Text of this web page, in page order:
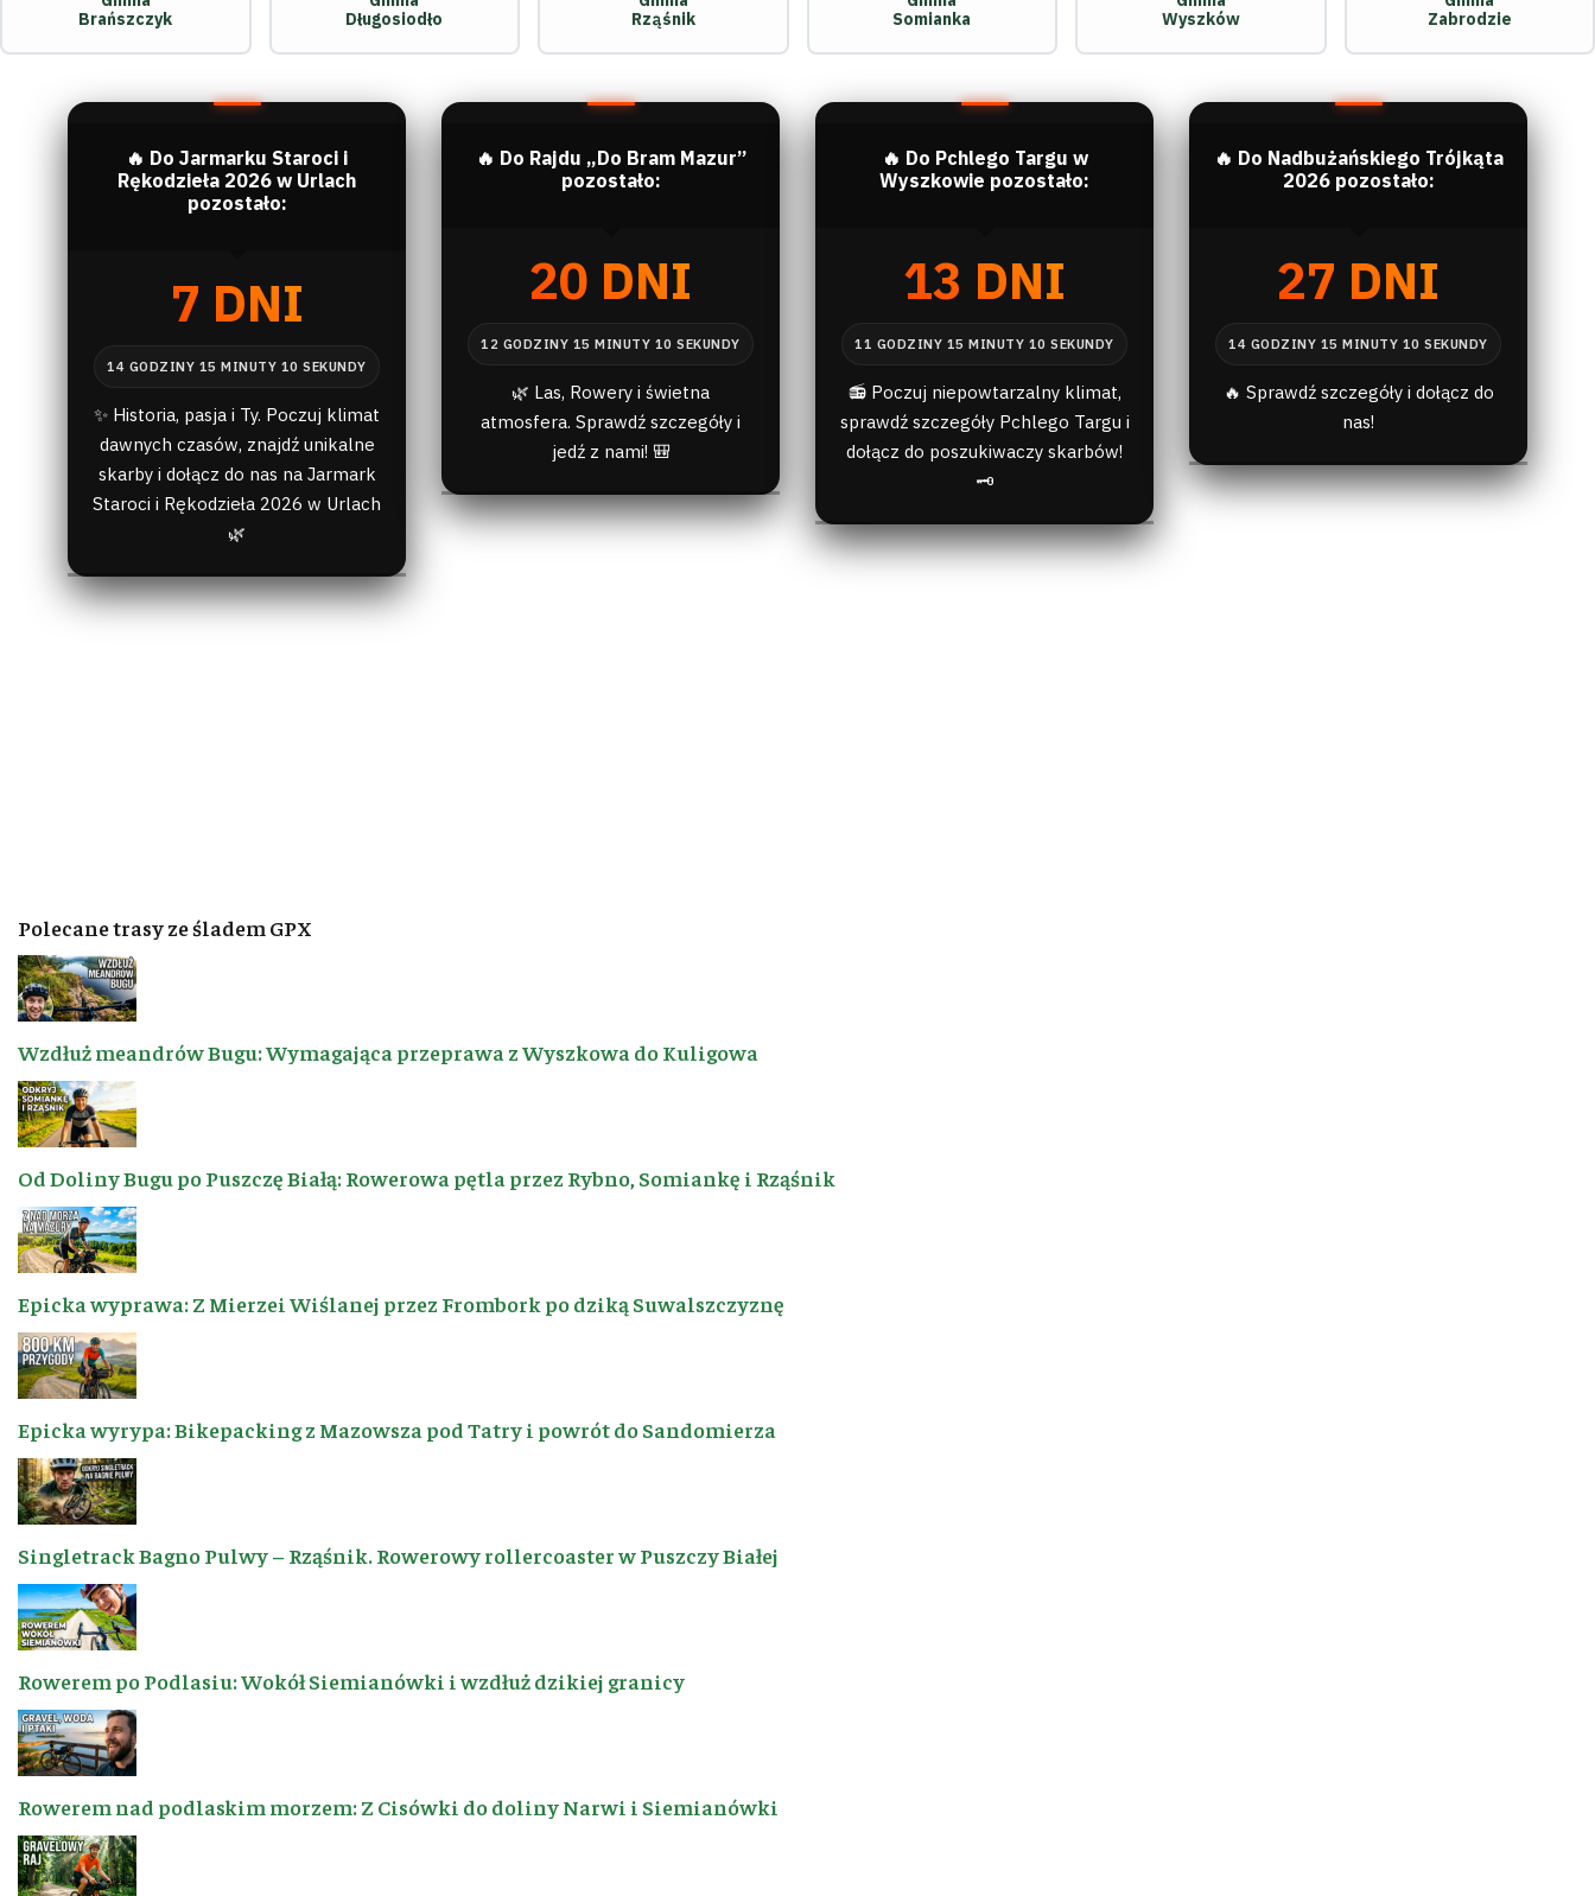
Brańszczyk
Długosiodło
Rząśnik
Somianka
Wyszków
Zabrodzie
🔥 Do Jarmarku Staroci i
Rękodzieła 2026 w Urlach
pozostało:
7 DNI
✨ Historia, pasja i Ty. Poczuj klimat
dawnych czasów, znajdź unikalne
skarby i dołącz do nas na Jarmark
Staroci i Rękodzieła 2026 w Urlach
🌿
🔥 Do Rajdu „Do Bram Mazur”
pozostało:
20 DNI
🌿 Las, Rowery i świetna
atmosfera. Sprawdź szczegóły i
jedź z nami! 🎒
🔥 Do Pchlego Targu w
Wyszkowie pozostało:
13 DNI
📻 Poczuj niepowtarzalny klimat,
sprawdź szczegóły Pchlego Targu i
dołącz do poszukiwaczy skarbów!
🗝️
🔥 Do Nadbużańskiego Trójkąta
2026 pozostało:
27 DNI
🔥 Sprawdź szczegóły i dołącz do
nas!
Polecane trasy ze śladem GPX
Wzdłuż meandrów Bugu: Wymagająca przeprawa z Wyszkowa do Kuligowa
Od Doliny Bugu po Puszczę Białą: Rowerowa pętla przez Rybno, Somiankę i Rząśnik
Epicka wyprawa: Z Mierzei Wiślanej przez Frombork po dziką Suwalszczyznę
Epicka wyrypa: Bikepacking z Mazowsza pod Tatry i powrót do Sandomierza
Singletrack Bagno Pulwy – Rząśnik. Rowerowy rollercoaster w Puszczy Białej
Rowerem po Podlasiu: Wokół Siemianówki i wzdłuż dzikiej granicy
Rowerem nad podlaskim morzem: Z Cisówki do doliny Narwi i Siemianówki